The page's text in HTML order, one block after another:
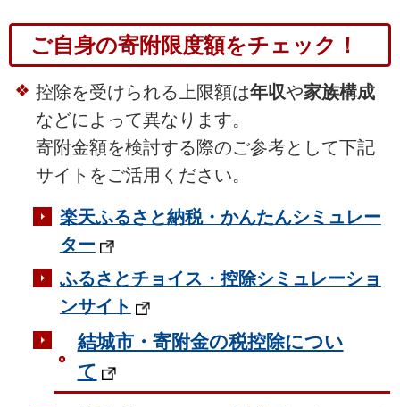
ご自身の寄附限度額をチェック！
控除を受けられる上限額は年収や家族構成
などによって異なります。
寄附金額を検討する際のご参考として下記
サイトをご活用ください。
楽天ふるさと納税・かんたんシミュレー
ター
ふるさとチョイス・控除シミュレーショ
ンサイト
結城市・寄附金の税控除につい
て